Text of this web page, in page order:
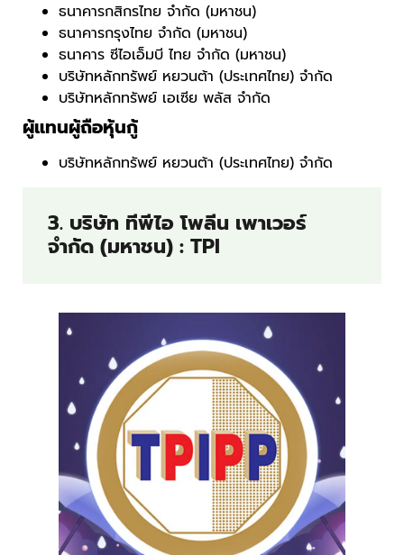
ธนาคารกสิกรไทย จำกัด (มหาชน)
ธนาคารกรุงไทย จำกัด (มหาชน)
ธนาคาร ซีไอเอ็มบี ไทย จำกัด (มหาชน)
บริษัทหลักทรัพย์ หยวนต้า (ประเทศไทย) จำกัด
บริษัทหลักทรัพย์ เอเซีย พลัส จำกัด
ผู้แทนผู้ถือหุ้นกู้
บริษัทหลักทรัพย์ หยวนต้า (ประเทศไทย) จำกัด
3. บริษัท ทีพีไอ โพลีน เพาเวอร์
จำกัด (มหาชน) : TPI